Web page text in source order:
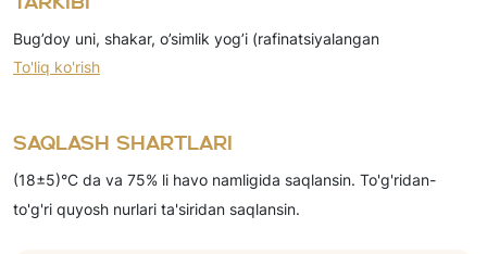
Bug’doy uni, shakar, o’simlik yog’i (rafinatsiyalangan
dezodorizatsiyalangan palma yog’i, emulgator (soya letsitin)),
gidrokarbonat, natriy gidrokarbonat), osh tuzi, yog’sizlantirilgan
quruq sut, hid beruvchi moddalar (vanilin, sut).
To'liq ko'rish
Saqlash shartlari
(18±5)°C da va 75% li havo namligida saqlansin. To'g'ridan-
to'g'ri quyosh nurlari ta'siridan saqlansin.